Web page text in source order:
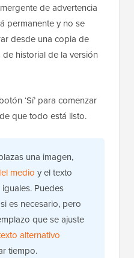
de advertencia
permanente y no se
desde una copia de
historial de la versión
‘Sí’ para comenzar
que todo está listo.
una imagen,
medio y el texto
Puedes
es necesario, pero
que se ajuste
alternativo
tiempo.